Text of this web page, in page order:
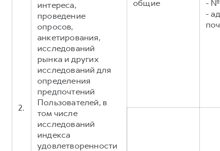
2.
интереса,
проведение
опросов,
анкетирования,
исследований
рынка и других
исследований для
определения
предпочтений
Пользователей, в
том числе
исследований
индекса
удовлетворенности
общие
- №
-